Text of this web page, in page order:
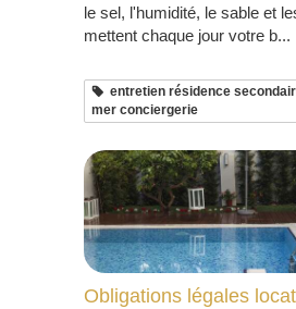
le sel, l'humidité, le sable et
mettent chaque jour votre b...
entretien résidence
mer conciergerie
Obligations légales